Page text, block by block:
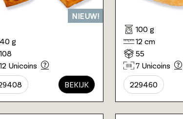
NIEUW!
40 g
108
12 Unicoins
BEKIJK
100 g
12 cm
55
7 Unicoins
229460